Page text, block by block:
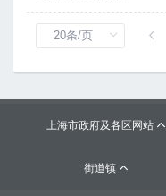
上海市政府及各区网站 
街道镇 